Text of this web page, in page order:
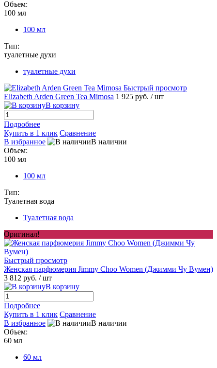
Объем:
100 мл
100 мл
Тип:
туалетные духи
туалетные духи
Быстрый просмотр
Elizabeth Arden Green Tea Mimosa 1 925 руб. / шт
В корзину
Подробнее
Купить в 1 клик Сравнение
В избранное
В наличии
Объем:
100 мл
100 мл
Тип:
Туалетная вода
Туалетная вода
Оригинал!
Быстрый просмотр
Женская парфюмерия Jimmy Choo Women (Джимми Чу Вумен)
3 812 руб. / шт
В корзину
Подробнее
Купить в 1 клик Сравнение
В избранное
В наличии
Объем:
60 мл
60 мл